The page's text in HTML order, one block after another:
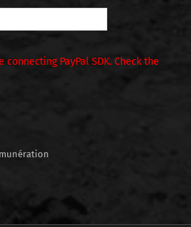
PayPal SDK. Check the